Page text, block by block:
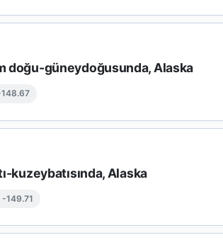
doğu-güneydoğusunda, Alaska
kuzeybatısında, Alaska
149.71